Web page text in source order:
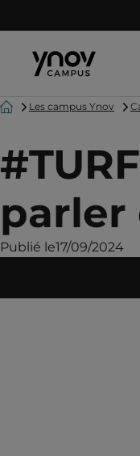
AccueilLes campus Ynov
Publié le17/09/2024